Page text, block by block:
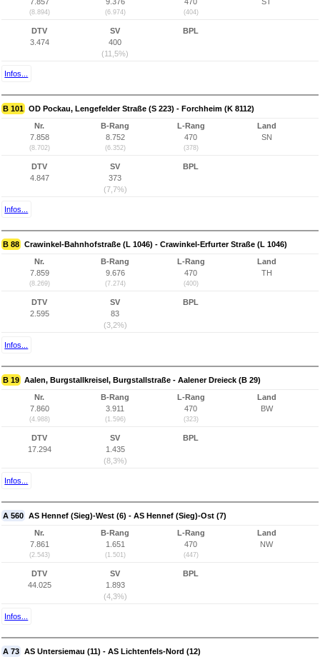
(8.894) (6.974) (404)
DTV
3.474
SV
400
(11,5%)
BPL
Infos...
B 101 OD Pockau, Lengefelder Straße (S 223) - Forchheim (K 8112)
Nr.
7.858
(8.702)
B-Rang
8.752
(6.352)
L-Rang
470
(378)
Land
SN
DTV
4.847
SV
373
(7,7%)
BPL
Infos...
B 88 Crawinkel-Bahnhofstraße (L 1046) - Crawinkel-Erfurter Straße (L 1046)
Nr.
7.859
(8.269)
B-Rang
9.676
(7.274)
L-Rang
470
(400)
Land
TH
DTV
2.595
SV
83
(3,2%)
BPL
Infos...
B 19 Aalen, Burgstallkreisel, Burgstallstraße - Aalener Dreieck (B 29)
Nr.
7.860
(4.988)
B-Rang
3.911
(1.596)
L-Rang
470
(323)
Land
BW
DTV
17.294
SV
1.435
(8,3%)
BPL
Infos...
A 560 AS Hennef (Sieg)-West (6) - AS Hennef (Sieg)-Ost (7)
Nr.
7.861
(2.543)
B-Rang
1.651
(1.501)
L-Rang
470
(447)
Land
NW
DTV
44.025
SV
1.893
(4,3%)
BPL
Infos...
A 73 AS Untersiemau (11) - AS Lichtenfels-Nord (12)